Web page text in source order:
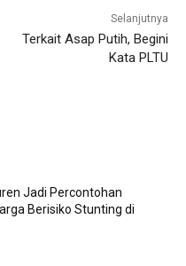
Selanjutnya
Terkait Asap Putih, Begini
Kata PLTU
Jadi Percontohan
Berisiko Stunting di